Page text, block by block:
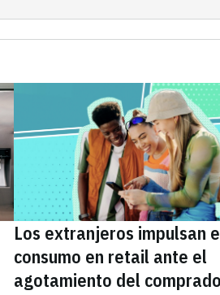
Los extranjeros impulsan
consumo en retail ante el
agotamiento del